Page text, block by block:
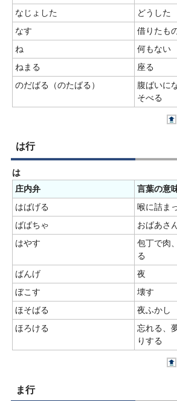
なじょした
どうした
なす
借りたも
ね
何もない
ねまる
座る
のだばる（のたばる）
腹ばいに
そべる
は行
は
庄内弁
言葉の意
はばげる
喉に詰ま
ばばちゃ
おばあさ
はやす
包丁で肉
る
ばんげ
夜
ぼこす
壊す
ほそばる
夜ふかし
ほろける
忘れる、
りする
ま行